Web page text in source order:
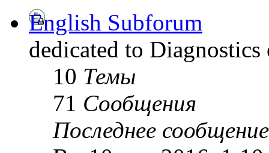
English Subforum
dedicated to
10 Темы
71 Сообщения
Последнее сообщение